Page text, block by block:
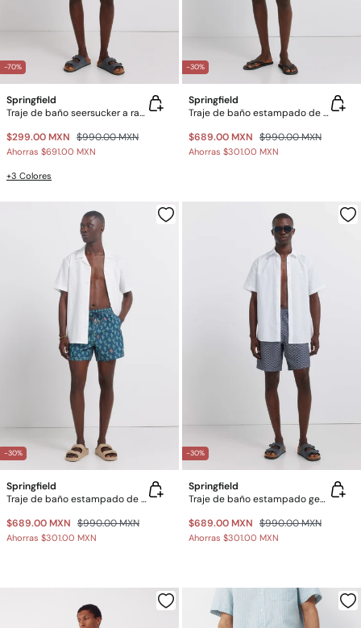
-70%
Springfield
Traje de baño seersucker a rayas
$299.00 MXN $990.00 MXN
Ahorras $691.00 MXN
+3 Colores
-30%
Springfield
Traje de baño estampado de langostas
$689.00 MXN $990.00 MXN
Ahorras $301.00 MXN
-30%
Springfield
Traje de baño estampado de cactus
$689.00 MXN $990.00 MXN
Ahorras $301.00 MXN
-30%
Springfield
Traje de baño estampado geométrico
$689.00 MXN $990.00 MXN
Ahorras $301.00 MXN